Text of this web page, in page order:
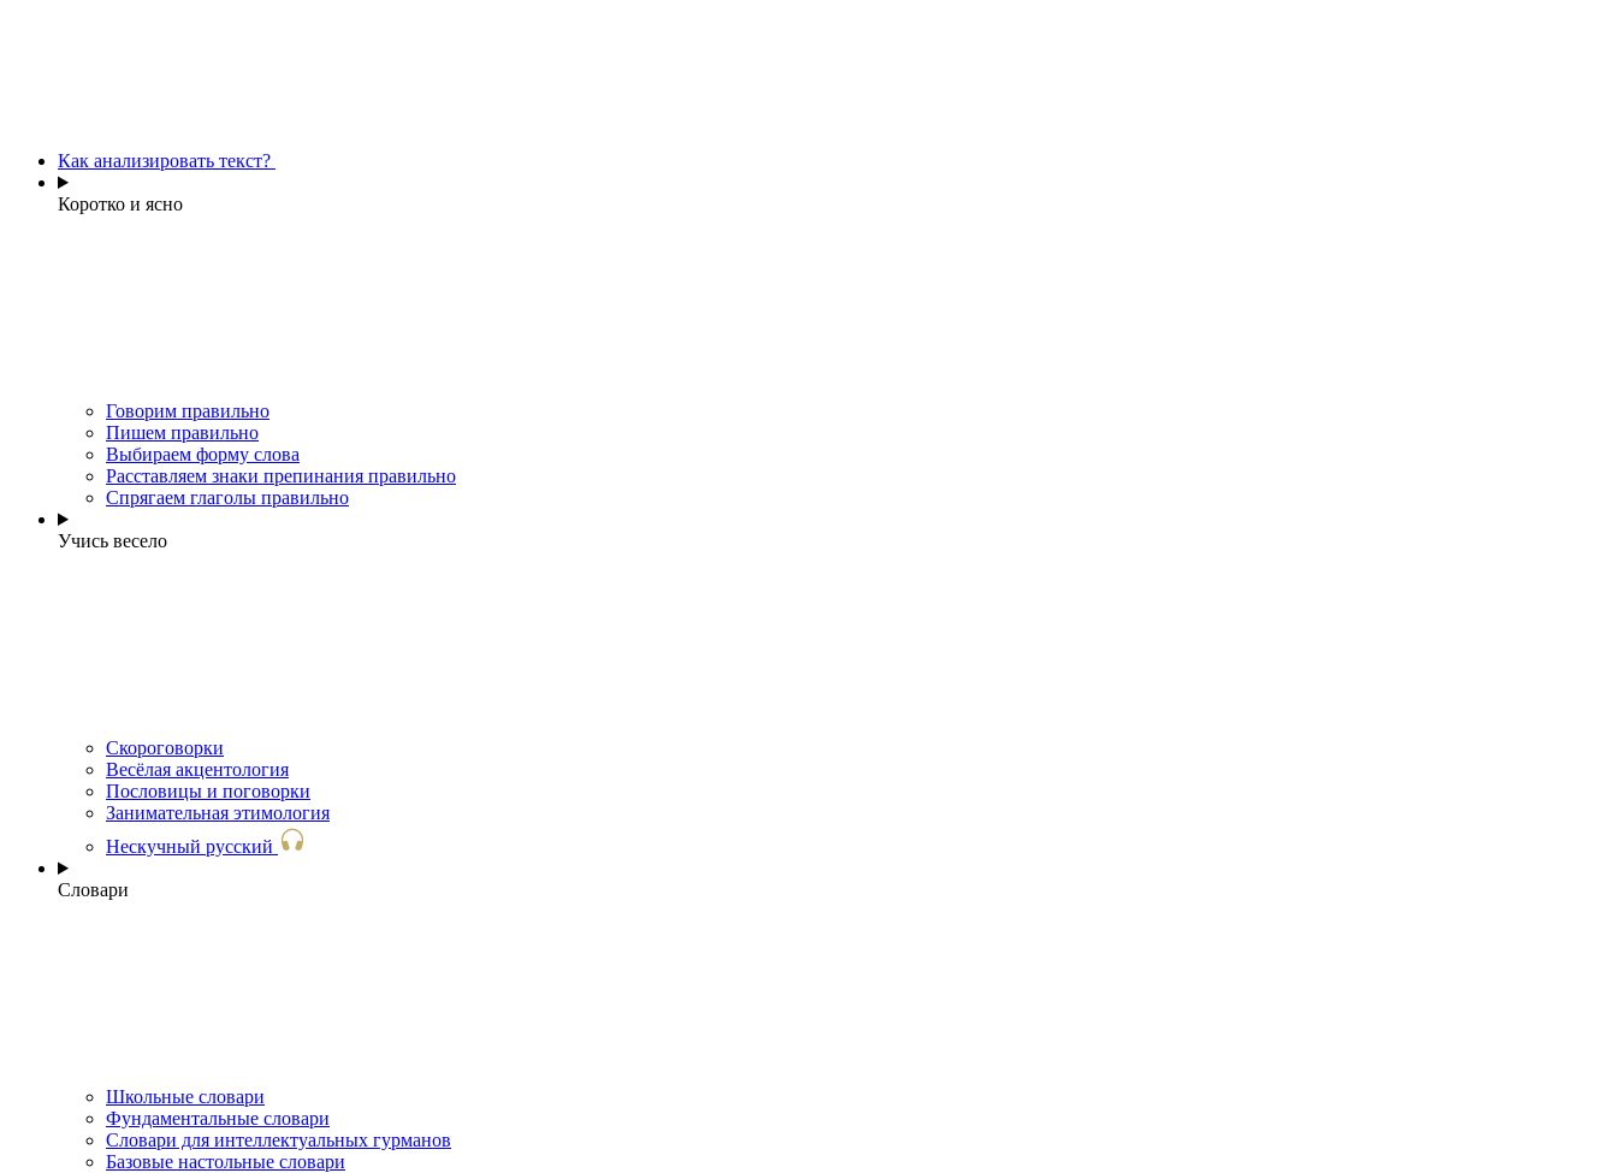
Как анализировать текст?
Коротко и ясно
Говорим правильно
Пишем правильно
Выбираем форму слова
Расставляем знаки препинания правильно
Спрягаем глаголы правильно
Учись весело
Скороговорки
Весёлая акцентология
Пословицы и поговорки
Занимательная этимология
Нескучный русский
Словари
Школьные словари
Фундаментальные словари
Словари для интеллектуальных гурманов
Базовые настольные словари